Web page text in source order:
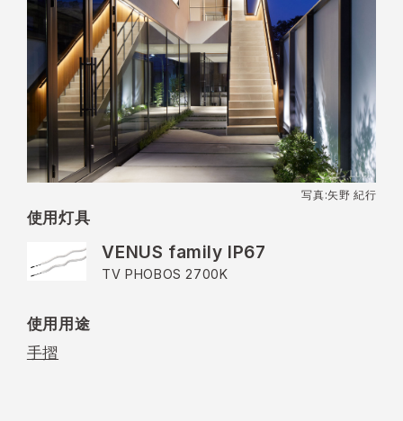
写真:矢野 紀行
使用灯具
VENUS family IP67
TV PHOBOS 2700K
使用用途
手摺